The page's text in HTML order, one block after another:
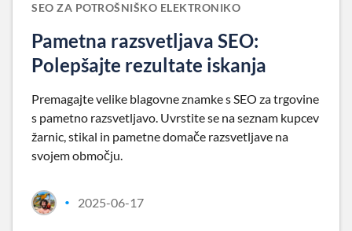
SEO ZA POTROŠNIŠKO ELEKTRONIKO
Pametna razsvetljava SEO:
Polepšajte rezultate iskanja
Premagajte velike blagovne znamke s SEO za trgovine
s pametno razsvetljavo. Uvrstite se na seznam kupcev
žarnic, stikal in pametne domače razsvetljave na
svojem območju.
• 2025-06-17